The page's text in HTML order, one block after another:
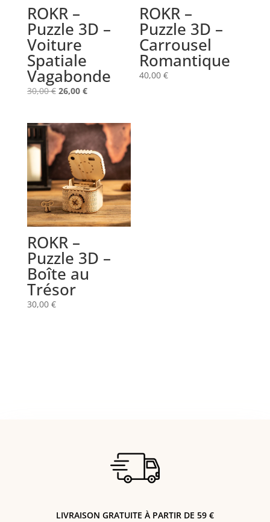
ROKR –
Puzzle 3D –
Voiture
Spatiale
Vagabonde
30,00€ Le
était :
30,00 €.
26,00 €Le
est :
26,00 €.
ROKR –
Puzzle 3D –
Carrousel
Romantique
40,00€
ROKR –
Puzzle 3D –
Boîte au
Trésor
30,00 €
LIVRAISON GRATUITE À PARTIR DE 59 €